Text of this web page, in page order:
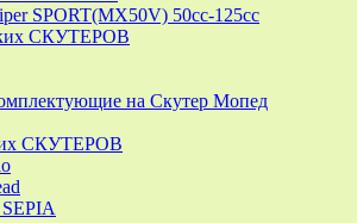
SPORT(MX50V) 50cc-125cc
СКУТЕРОВ
на Скутер Мопед
СКУТЕРОВ